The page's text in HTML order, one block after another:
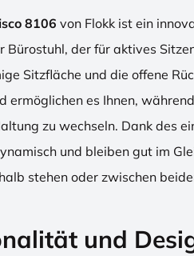
8106 von Flokk ist ein
Bürostuhl, der für aktives
Sitzfläche und die offene
ermöglichen es Ihnen,
zu wechseln. Dank des
und bleiben gut im
stehen oder zwischen
und